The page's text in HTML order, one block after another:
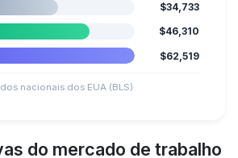
$34,733
$46,310
$62,519
nacionais dos EUA (BLS)
do mercado de trabalho